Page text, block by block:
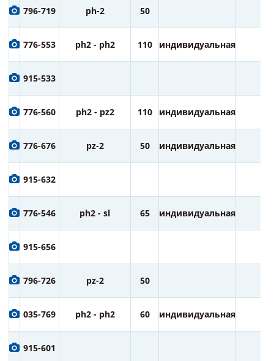
796-719 ph-2 50
776-553 ph2 - ph2 110 индивидуальная
915-533
776-560 ph2 - pz2 110 индивидуальная
776-676 pz-2 50 индивидуальная
915-632
776-546 ph2 - sl 65 индивидуальная
915-656
796-726 pz-2 50
035-769 ph2 - ph2 60 индивидуальная
915-601